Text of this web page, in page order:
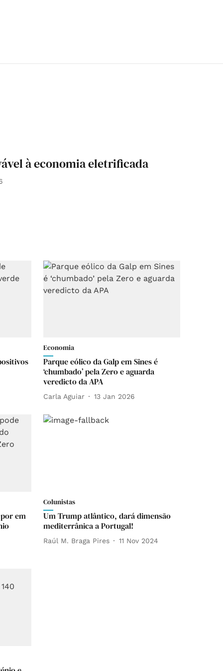
à economia eletrificada
Economia
Parque eólico da Galp em Sines é
‘chumbado’ pela Zero e aguarda
veredicto da APA
Carla Aguiar 13 Jan 2026
em
Colunistas
Um Trump atlântico, dará dimensão
mediterrânica a Portugal!
Raúl M. Braga Pires 11 Nov 2024